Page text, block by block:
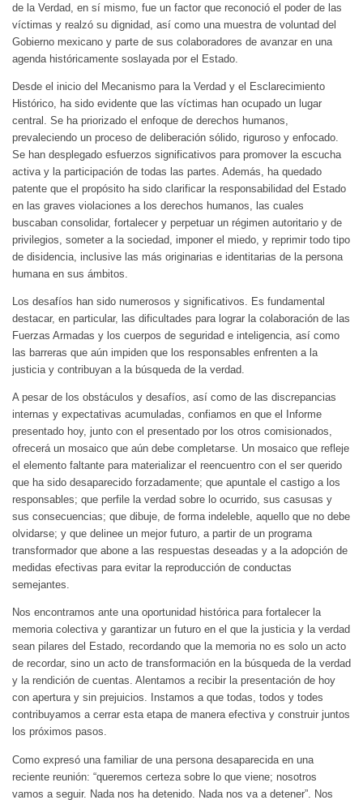
de la Verdad, en sí mismo, fue un factor que reconoció el poder de las
víctimas y realzó su dignidad, así como una muestra de voluntad del
Gobierno mexicano y parte de sus colaboradores de avanzar en una
agenda históricamente soslayada por el Estado.
Desde el inicio del Mecanismo para la Verdad y el Esclarecimiento
Histórico, ha sido evidente que las víctimas han ocupado un lugar
central. Se ha priorizado el enfoque de derechos humanos,
prevaleciendo un proceso de deliberación sólido, riguroso y enfocado.
Se han desplegado esfuerzos significativos para promover la escucha
activa y la participación de todas las partes. Además, ha quedado
patente que el propósito ha sido clarificar la responsabilidad del Estado
en las graves violaciones a los derechos humanos, las cuales
buscaban consolidar, fortalecer y perpetuar un régimen autoritario y de
privilegios, someter a la sociedad, imponer el miedo, y reprimir todo tipo
de disidencia, inclusive las más originarias e identitarias de la persona
humana en sus ámbitos.
Los desafíos han sido numerosos y significativos. Es fundamental
destacar, en particular, las dificultades para lograr la colaboración de las
Fuerzas Armadas y los cuerpos de seguridad e inteligencia, así como
las barreras que aún impiden que los responsables enfrenten a la
justicia y contribuyan a la búsqueda de la verdad.
A pesar de los obstáculos y desafíos, así como de las discrepancias
internas y expectativas acumuladas, confiamos en que el Informe
presentado hoy, junto con el presentado por los otros comisionados,
ofrecerá un mosaico que aún debe completarse. Un mosaico que refleje
el elemento faltante para materializar el reencuentro con el ser querido
que ha sido desaparecido forzadamente; que apuntale el castigo a los
responsables; que perfile la verdad sobre lo ocurrido, sus casusas y
sus consecuencias; que dibuje, de forma indeleble, aquello que no debe
olvidarse; y que delinee un mejor futuro, a partir de un programa
transformador que abone a las respuestas deseadas y a la adopción de
medidas efectivas para evitar la reproducción de conductas
semejantes.
Nos encontramos ante una oportunidad histórica para fortalecer la
memoria colectiva y garantizar un futuro en el que la justicia y la verdad
sean pilares del Estado, recordando que la memoria no es solo un acto
de recordar, sino un acto de transformación en la búsqueda de la verdad
y la rendición de cuentas. Alentamos a recibir la presentación de hoy
con apertura y sin prejuicios. Instamos a que todas, todos y todes
contribuyamos a cerrar esta etapa de manera efectiva y construir juntos
los próximos pasos.
Como expresó una familiar de una persona desaparecida en una
reciente reunión: “queremos certeza sobre lo que viene; nosotros
vamos a seguir. Nada nos ha detenido. Nada nos va a detener”. Nos